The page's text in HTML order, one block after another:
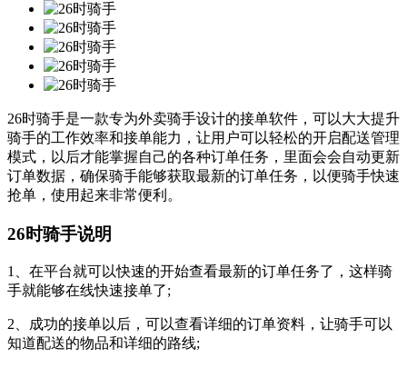
26时骑手是一款专为外卖骑手设计的接单软件，可以大大提升
骑手的工作效率和接单能力，让用户可以轻松的开启配送管理
模式，以后才能掌握自己的各种订单任务，里面会会自动更新
订单数据，确保骑手能够获取最新的订单任务，以便骑手快速
抢单，使用起来非常便利。
26时骑手说明
1、在平台就可以快速的开始查看最新的订单任务了，这样骑
手就能够在线快速接单了;
2、成功的接单以后，可以查看详细的订单资料，让骑手可以
知道配送的物品和详细的路线;